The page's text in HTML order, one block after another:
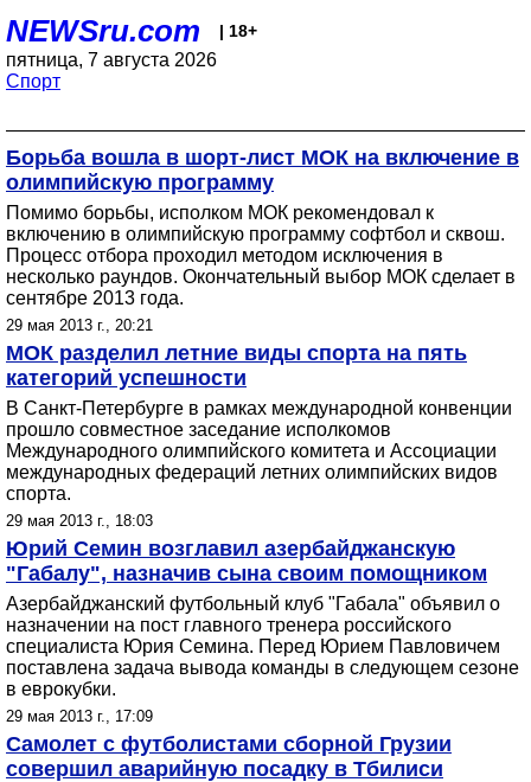
NEWSru.com | 18+
пятница, 7 августа 2026
Спорт
Борьба вошла в шорт-лист МОК на включение в
олимпийскую программу
Помимо борьбы, исполком МОК рекомендовал к
включению в олимпийскую программу софтбол и сквош.
Процесс отбора проходил методом исключения в
несколько раундов. Окончательный выбор МОК сделает в
сентябре 2013 года.
29 мая 2013 г., 20:21
МОК разделил летние виды спорта на пять
категорий успешности
В Санкт-Петербурге в рамках международной конвенции
прошло совместное заседание исполкомов
Международного олимпийского комитета и Ассоциации
международных федераций летних олимпийских видов
спорта.
29 мая 2013 г., 18:03
Юрий Семин возглавил азербайджанскую
"Габалу", назначив сына своим помощником
Азербайджанский футбольный клуб "Габала" объявил о
назначении на пост главного тренера российского
специалиста Юрия Семина. Перед Юрием Павловичем
поставлена задача вывода команды в следующем сезоне
в еврокубки.
29 мая 2013 г., 17:09
Самолет с футболистами сборной Грузии
совершил аварийную посадку в Тбилиси